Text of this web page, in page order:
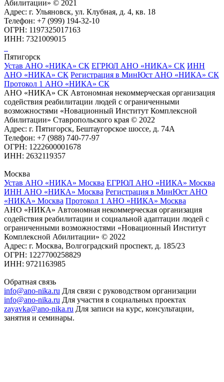
Абилитации» © 2021
Адрес: г. Ульяновск, ул. Клубная, д. 4, кв. 18
Телефон: +7 (999) 194-32-10
ОГРН: 1197325017163
ИНН: 7321009015
Пятигорск
Устав АНО «НИКА» СК ЕГРЮЛ АНО «НИКА» СК ИНН
АНО «НИКА» СК Регистрация в МинЮст АНО «НИКА» СК
Протокол 1 АНО «НИКА» СК
АНО «НИКА» СК Автономная некоммерческая организация
содействия реабилитации людей с ограниченными
возможностями «Новационный Институт Комплексной
Абилитации» Ставропольского края © 2022
Адрес: г. Пятигорск, Бештаугорское шоссе, д. 74А
Телефон: +7 (988) 740-77-97
ОГРН: 1222600001678
ИНН: 2632119357
Москва
Устав АНО «НИКА» Москва ЕГРЮЛ АНО «НИКА» Москва
ИНН АНО «НИКА» Москва Регистрация в МинЮст АНО
«НИКА» Москва Протокол 1 АНО «НИКА» Москва
АНО «НИКА» Автономная некоммерческая организация
содействия реабилитации и социальной адаптации людей с
ограниченными возможностями «Новационный Институт
Комплексной Абилитации» © 2022
Адрес: г. Москва, Волгоградский проспект, д. 185/23
ОГРН: 1227700258829
ИНН: 9721163985
Обратная связь
info@ano-nika.ru Для связи с руководством организации
info@ano-nika.ru Для участия в социальных проектах
zayavka@ano-nika.ru Для записи на курс, консультации,
занятия и семинары.